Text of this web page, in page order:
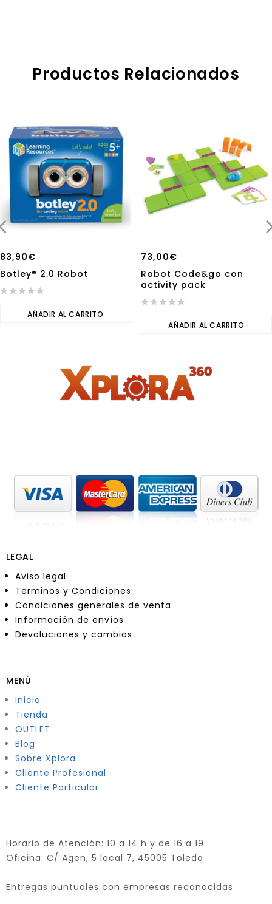
Productos Relacionados
83,90€
Botley® 2.0 Robot
AÑADIR AL CARRITO
73,00€
Robot Code&go con
activity pack
AÑADIR AL CARRITO
LEGAL
Aviso legal
Terminos y Condiciones
Condiciones generales de venta
Información de envíos
Devoluciones y cambios
MENÚ
Inicio
Tienda
OUTLET
Blog
Sobre Xplora
Cliente Profesional
Cliente Particular
Horario de Atención: 10 a 14 h y de 16 a 19.
Oficina: C/ Agen, 5 local 7, 45005 Toledo
Entregas puntuales con empresas reconocidas